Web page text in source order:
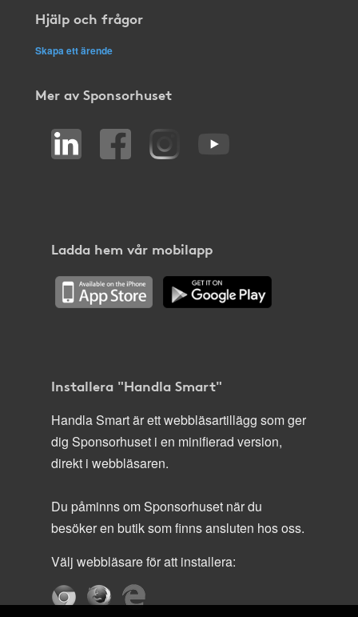
Hjälp och frågor
Skapa ett ärende
Mer av Sponsorhuset
Ladda hem vår mobilapp
Installera "Handla Smart"
Handla Smart är ett webbläsartillägg som ger
dig Sponsorhuset i en minifierad version,
direkt i webbläsaren.
Du påminns om Sponsorhuset när du
besöker en butik som finns ansluten hos oss.
Välj webbläsare för att installera: